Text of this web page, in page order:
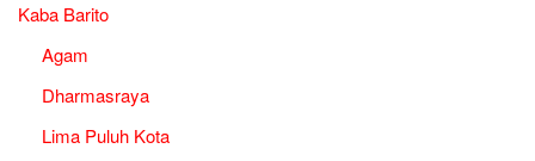
Kaba Barito
Agam
Dharmasraya
Lima Puluh Kota